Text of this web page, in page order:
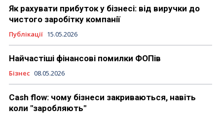
Як рахувати прибуток у бізнесі: від виручки до
чистого заробітку компанії
Публікації 15.05.2026
Найчастіші фінансові помилки ФОПів
Бізнес 08.05.2026
Cash flow: чому бізнеси закриваються, навіть
коли "заробляють"